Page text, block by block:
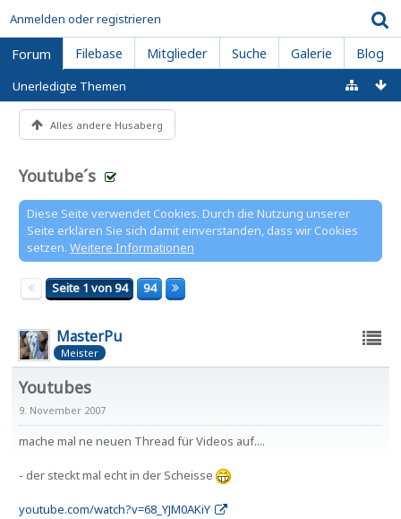
Anmelden oder registrieren
Forum Filebase Mitglieder Suche Galerie Blog
Unerledigte Themen
Alles andere Husaberg
Youtube´s
Diese Seite verwendet Cookies. Durch die Nutzung unserer
Seite erklären Sie sich damit einverstanden, dass wir Cookies
setzen. Weitere Informationen
Seite 1 von 94 94
MasterPu
Meister
Youtubes
9. November 2007
mache mal ne neuen Thread für Videos auf....
- der steckt mal echt in der Scheisse
youtube.com/watch?v=68_YJM0AKiY